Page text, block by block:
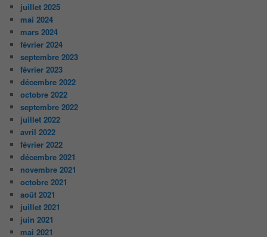
juillet 2025
mai 2024
mars 2024
février 2024
septembre 2023
février 2023
décembre 2022
octobre 2022
septembre 2022
juillet 2022
avril 2022
février 2022
décembre 2021
novembre 2021
octobre 2021
août 2021
juillet 2021
juin 2021
mai 2021